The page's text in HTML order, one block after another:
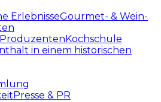
ErlebnisseGourmet- & Wein-
Kochschule
in einem historischen
Presse & PR